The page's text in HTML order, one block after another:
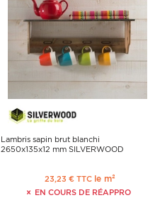
Lambris sapin brut blanchi
2650x135x12 mm SILVERWOOD
23,23 € TTC le m²
EN COURS DE RÉAPPRO